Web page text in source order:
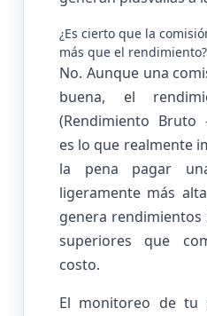
¿Es cierto que la
más que el rendimiento?
No. Aunque una
buena, el
(Rendimiento Bruto
es lo que realmente
la pena pagar
ligeramente más
genera
superiores que
costo.
El monitoreo de tu